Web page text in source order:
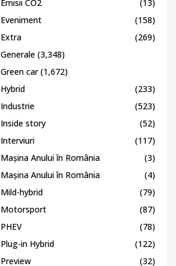
Emisii CO2
(13)
Eveniment
(158)
Extra
(269)
Generale (3,348)
Green car(1,672)
Hybrid
(233)
Industrie
(523)
Inside story
(52)
Interviuri
(117)
Mașina Anului în România
(3)
Mașina Anului în România
(4)
Mild-hybrid
(79)
Motorsport
(87)
PHEV
(78)
Plug-in Hybrid
(122)
Preview
(32)